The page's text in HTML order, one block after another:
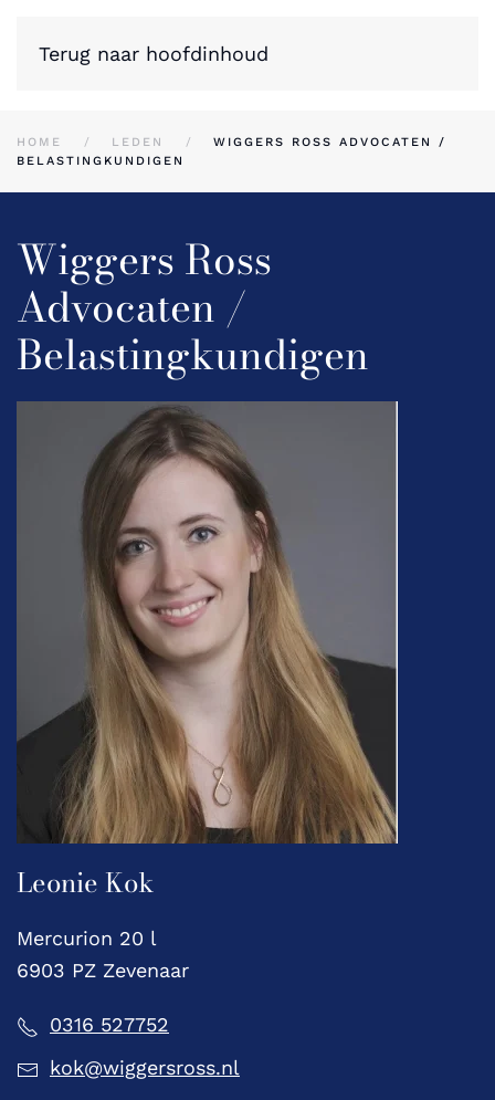
Terug naar hoofdinhoud
HOME LEDEN
WIGGERS ROSS ADVOCATEN /
BELASTINGKUNDIGEN
Wiggers Ross
Advocaten /
Belastingkundigen
Leonie Kok
Mercurion 20 l
6903 PZ Zevenaar
0316 527752
kok@wiggersross.nl